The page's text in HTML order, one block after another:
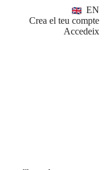
EN
Crea el teu compte
Accedeix